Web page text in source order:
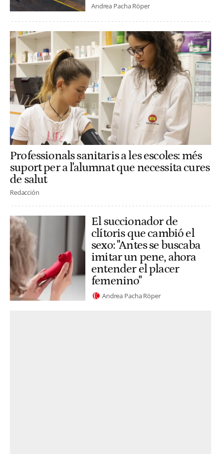
Andrea Pacha Röper
Professionals sanitaris a les escoles: més
suport per a l'alumnat que necessita cures
de salut
Redacción
El succionador de
clítoris que cambió el
sexo: "Antes se buscaba
imitar un pene, ahora
entender el placer
femenino"
Andrea Pacha Röper